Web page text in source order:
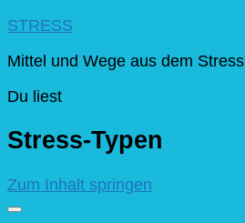
STRESS
Mittel und Wege aus dem Stress
Du liest
Stress-Typen
Zum Inhalt springen